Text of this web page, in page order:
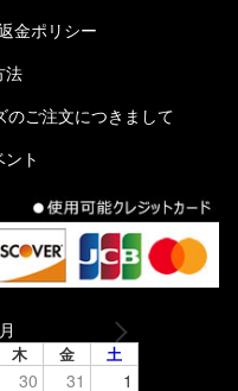
金ポリシー
法
のご注文につきまして
ト
木 金 土
30 31 1